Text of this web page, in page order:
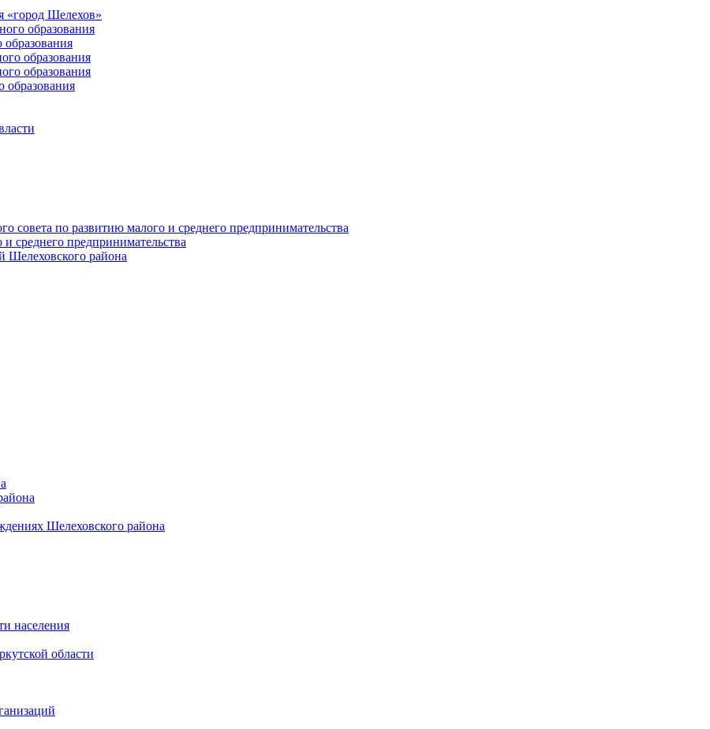
«город Шелехов»
образования
образования
образования
совета по развитию малого и среднего предпринимательства
среднего предпринимательства
Шелеховского района
Шелеховского района
населения
области